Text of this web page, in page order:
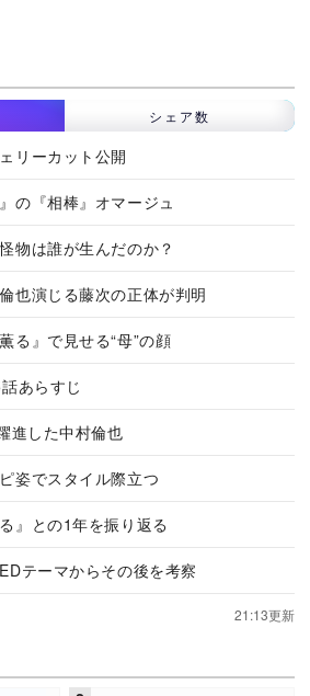
シェア数
リーカット公開
の『相棒』オマージュ
怪物は誰が生んだのか？
也演じる藤次の正体が判明
る』で見せる“母”の顔
あらすじ
進した中村倫也
姿でスタイル際立つ
』との1年を振り返る
テーマからその後を考察
21:13更新